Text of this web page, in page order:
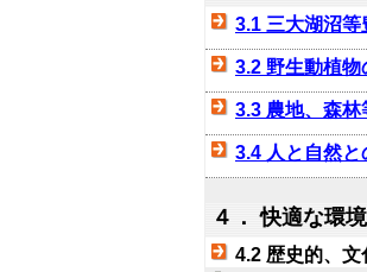
3.1 三大湖沼
3.2 野生動植
3.3 農地、森
3.4 人と自然
４． 快適な環
4.2 歴史的、